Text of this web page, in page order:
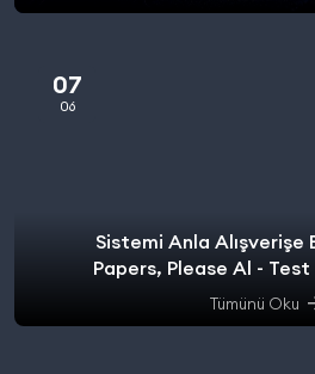
07
06
Sistemi Anla Alışverişe
Papers, Please Al -
başla.
Tümünü Oku